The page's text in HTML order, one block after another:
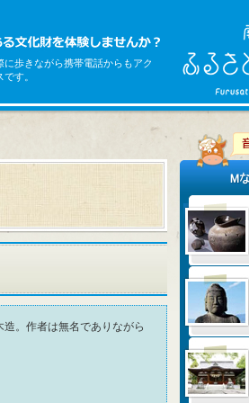
歩きながら携帯電話からもアク
す。
。作者は無名でありながら